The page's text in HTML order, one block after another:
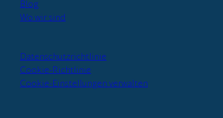
Blog
Wo wir sind
Datenschutzrichtlinie
Cookie-Richtlinie
Cookie-Einstellungen verwalten